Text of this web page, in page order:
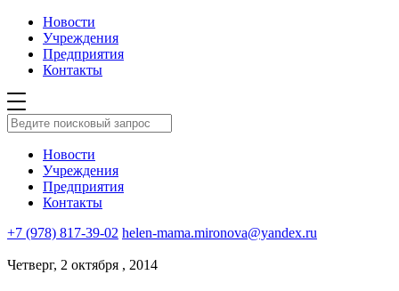
Новости
Учреждения
Предприятия
Контакты
Новости
Учреждения
Предприятия
Контакты
+7 (978) 817-39-02 helen-mama.mironova@yandex.ru
Четверг, 2 октября , 2014